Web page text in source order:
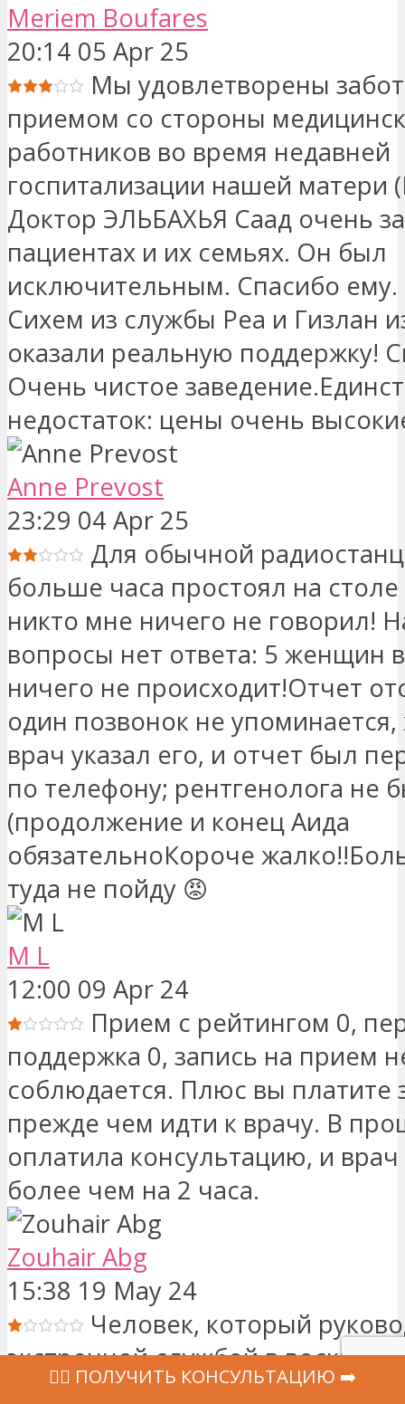
Meriem Boufares
20:14 05 Apr 25
Мы удовлетворены
приемом со стороны
работников во время недавней
госпитализации нашей матери
Доктор ЭЛЬБАХЬЯ Саад очень
пациентах и ​​их семьях. Он был
исключительным. Спасибо
Сихем из службы Реа и Гизлан
оказали реальную поддержку!
Очень чистое
недостаток: цены очень
Anne Prevost
23:29 04 Apr 25
Для обычной
больше часа простоял на
никто мне ничего не говорил!
вопросы нет ответа: 5 женщин
ничего не происходит!Отчет
один позвонок не
врач указал его, и отчет был
по телефону; рентгенолога не
(продолжение и конец Аида
обязательноКороче
туда не пойду 😡
M L
12:00 09 Apr 24
Прием с рейтингом 0,
поддержка 0, запись на прием
соблюдается. Плюс вы платите
прежде чем идти к врачу. В
оплатила консультацию, и
более чем на 2 часа.
Zouhair Abg
15:38 19 May 24
Человек, который
экстренной службой в
19.05.2024, неуважительный и
‍👩‍⚕ ПОЛУЧИТЬ КОНСУЛЬТАЦИЮ ➡️